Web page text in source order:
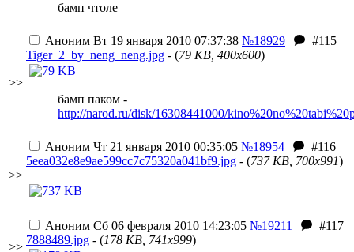
бамп чтоле
>>
Аноним Вт 19 января 2010 07:37:38 №18929
#115
Tiger_2_by_neng_neng.jpg - (79 KB, 400x600)
бамп паком -
http://narod.ru/disk/16308441000/
>>
Аноним Чт 21 января 2010 00:35:05 №18954
#116
5eea032e8e9ae599cc7c75320a041bf9.jpg - (737 KB, 700x991)
>>
Аноним Сб 06 февраля 2010 14:23:05 №19211
#117
7888489.jpg - (178 KB, 741x999)